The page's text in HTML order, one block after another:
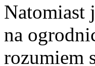
Natomiast
na